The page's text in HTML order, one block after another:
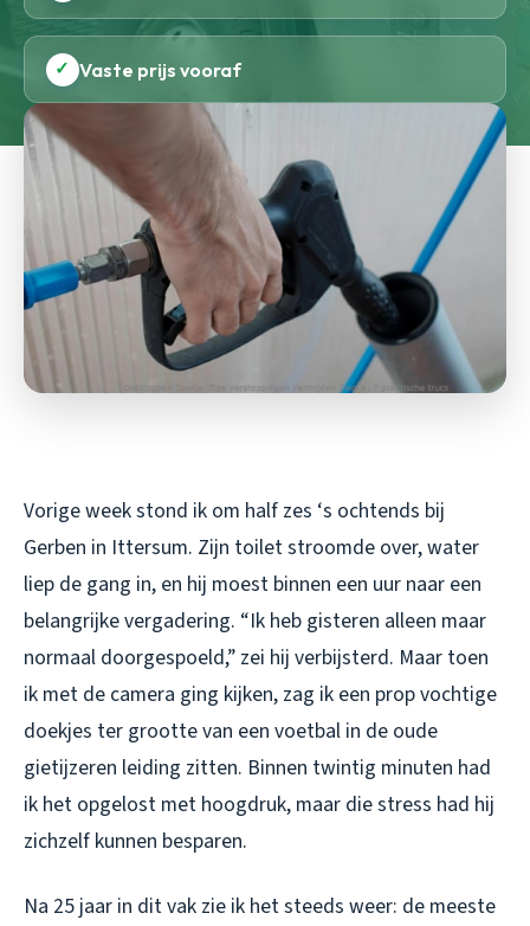
✓ Vaste prijs vooraf
Vorige week stond ik om half zes ‘s ochtends bij
Gerben in Ittersum. Zijn toilet stroomde over, water
liep de gang in, en hij moest binnen een uur naar een
belangrijke vergadering. “Ik heb gisteren alleen maar
normaal doorgespoeld,” zei hij verbijsterd. Maar toen
ik met de camera ging kijken, zag ik een prop vochtige
doekjes ter grootte van een voetbal in de oude
gietijzeren leiding zitten. Binnen twintig minuten had
ik het opgelost met hoogdruk, maar die stress had hij
zichzelf kunnen besparen.
Na 25 jaar in dit vak zie ik het steeds weer: de meeste